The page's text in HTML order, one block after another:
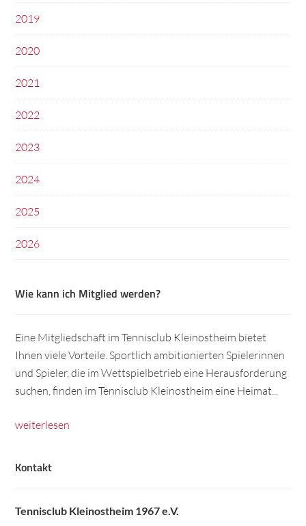
2019
2020
2021
2022
2023
2024
2025
2026
Wie kann ich Mitglied werden?
Eine Mitgliedschaft im Tennisclub Kleinostheim bietet
Ihnen viele Vorteile. Sportlich ambitionierten Spielerinnen
und Spieler, die im Wettspielbetrieb eine Herausforderung
suchen, finden im Tennisclub Kleinostheim eine Heimat...
weiterlesen
Kontakt
Tennisclub Kleinostheim 1967 e.V.